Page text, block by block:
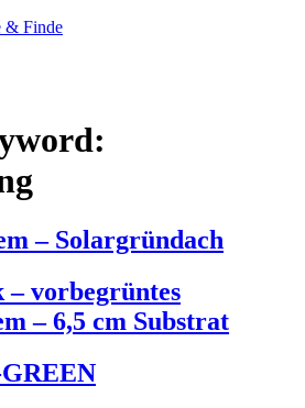
& Finde
– Solargründach
– vorbegrüntes
– 6,5 cm Substrat